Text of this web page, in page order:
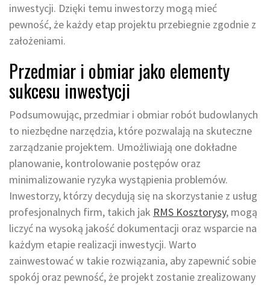
inwestycji. Dzięki temu inwestorzy mogą mieć
pewność, że każdy etap projektu przebiegnie zgodnie z
założeniami.
Przedmiar i obmiar jako elementy
sukcesu inwestycji
Podsumowując, przedmiar i obmiar robót budowlanych
to niezbędne narzędzia, które pozwalają na skuteczne
zarządzanie projektem. Umożliwiają one dokładne
planowanie, kontrolowanie postępów oraz
minimalizowanie ryzyka wystąpienia problemów.
Inwestorzy, którzy decydują się na skorzystanie z usług
profesjonalnych firm, takich jak RMS Kosztorysy, mogą
liczyć na wysoką jakość dokumentacji oraz wsparcie na
każdym etapie realizacji inwestycji. Warto
zainwestować w takie rozwiązania, aby zapewnić sobie
spokój oraz pewność, że projekt zostanie zrealizowany